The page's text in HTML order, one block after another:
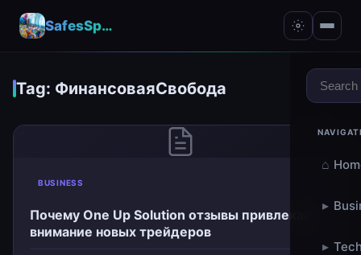
SafesSpace – A Secure Place for Growth & Support
⌂
▸
▸
Tag: ФинансоваяСвобода
BUSINESS
Почему One Up Solution отзывы привлекают
внимание новых трейдеров